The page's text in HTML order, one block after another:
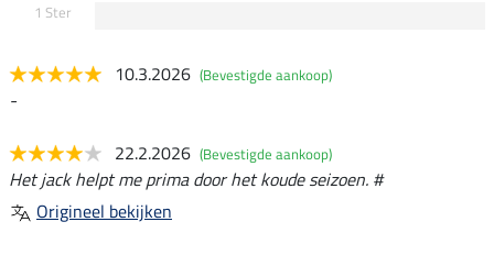
1 Ster
10.3.2026 (Bevestigde aankoop)
-
22.2.2026 (Bevestigde aankoop)
Het jack helpt me prima door het koude seizoen. #
Origineel bekijken